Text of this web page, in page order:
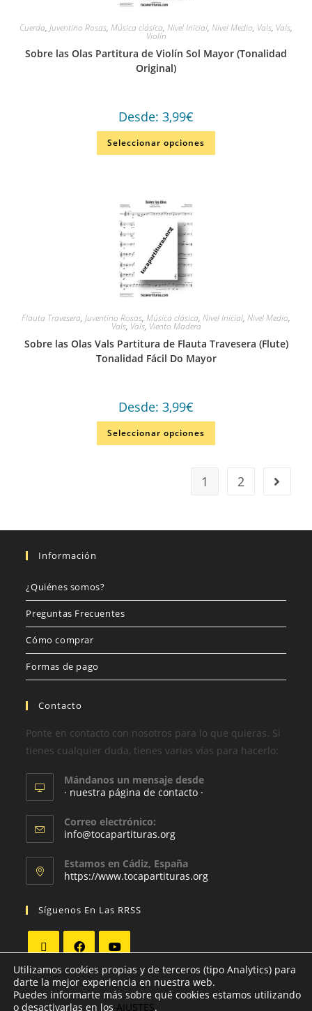
Cuerda, Juventino Rosas, Música clásica, Nivel Inicial, Nivel Medio, Vals, Vals,
Violín
Sobre las Olas Partitura de Violín Sol Mayor (Tonalidad
Original)
Desde: 3,99€
Seleccionar opciones
Flauta Travesera, Juventino Rosas, Música clásica, Nivel Inicial, Nivel Medio,
Vals, Vals, Viento Madera
Sobre las Olas Vals Partitura de Flauta Travesera (Flute)
Tonalidad Fácil Do Mayor
Desde: 3,99€
Seleccionar opciones
1 2
Información
¿Quiénes somos?
Preguntas Frecuentes
Cómo comprar
Formas de pago
Contacto
Ponte en contacto con nosotros para lo que quieras. Si
tienes cualquier duda, tienes varias vías para hacerlo:
Mándanos un mensaje desde
· nuestra página de contacto ·
Correo electrónico:
info@tocapartituras.org
Estamos en Cádiz, España
https://www.tocapartituras.org
Síguenos En Las RRSS
Utilizamos cookies propias y de terceros (tipo Analytics) para
darte la mejor experiencia en nuestra web.
Puedes informarte más sobre qué cookies estamos utilizando
o desactivarlas en los AJUSTES.